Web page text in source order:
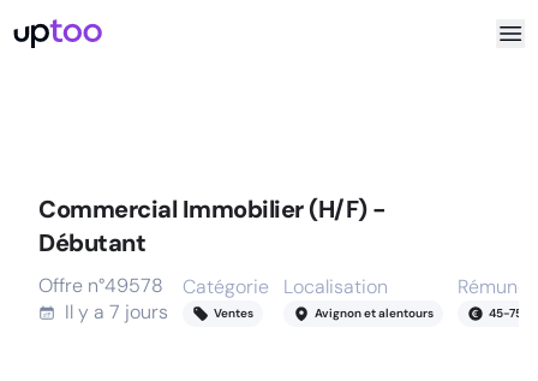
Commercial Immobilier (H/F) -
Débutant
Offre n°49578
Il y a 7 jours
Catégorie
Ventes
Localisation
Avignon et alentours 45-75